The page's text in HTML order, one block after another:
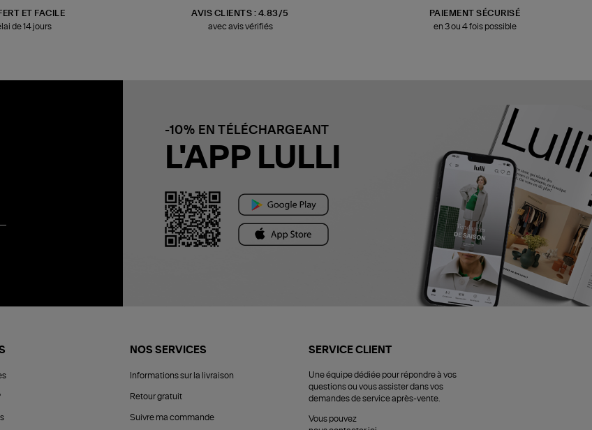
ET FACILE
de 14 jours
AVIS CLIENTS : 4.83/5
avec avis vérifiés
PAIEMENT SÉCURISÉ
en 3 ou 4 fois possible
-10% EN TÉLÉCHARGEANT
L'APP LULLI
NOS SERVICES
Informations sur la livraison
Retour gratuit
Suivre ma commande
SERVICE CLIENT
Une équipe dédiée pour répondre à vos
questions ou vous assister dans vos
demandes de service après-vente.
Vous pouvez